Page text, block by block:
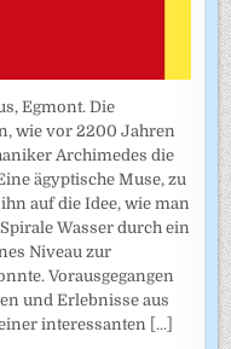
Egmont. Die
wie vor 2200 Jahren
Archimedes die
ägyptische Muse, zu
auf die Idee, wie man
Wasser durch ein
Niveau zur
Vorausgegangen
und Erlebnisse aus
interessanten [...]